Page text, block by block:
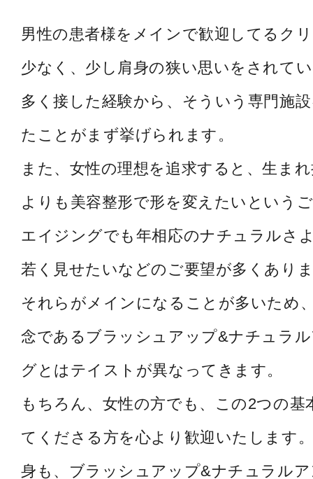
男性の患者様をメインで歓迎してるク
少なく、少し肩身の狭い思いをされて
多く接した経験から、そういう専門施
たことがまず挙げられます。
また、女性の理想を追求すると、生ま
よりも美容整形で形を変えたいという
エイジングでも年相応のナチュラルさ
若く見せたいなどのご要望が多くあり
それらがメインになることが多いため
念であるブラッシュアップ&ナチュラ
グとはテイストが異なってきます。
もちろん、女性の方でも、この2つの基
てくださる方を心より歓迎いたします
身も、ブラッシュアップ&ナチュラル